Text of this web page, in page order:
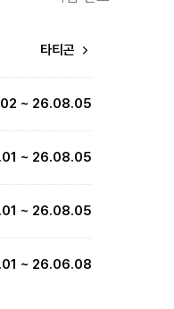
타티곤
~ 26.08.05
~ 26.08.05
~ 26.08.05
~ 26.06.08